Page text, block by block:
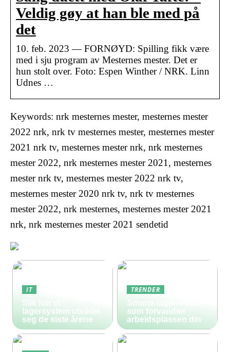
Veldig gøy at han ble med på
det
10. feb. 2023 — FORNØYD: Spilling fikk være
med i sju program av Mesternes mester. Det er
hun stolt over. Foto: Espen Winther / NRK. Linn
Udnes …
Keywords: nrk mesternes mester, mesternes mester
2022 nrk, nrk tv mesternes mester, mesternes mester
2021 nrk tv, mesternes mester nrk, nrk mesternes
mester 2022, nrk mesternes mester 2021, mesternes
mester nrk tv, mesternes mester 2022 nrk tv,
mesternes mester 2020 nrk tv, nrk tv mesternes
mester 2022, nrk mesternes, mesternes mester 2021
nrk, nrk mesternes mester 2021 sendetid
IT
Slik har et
lagersystem utviklet
seg de siste årene
TRENDER
Smarte lagerreoler
som forvandler
arbeidsplassen din